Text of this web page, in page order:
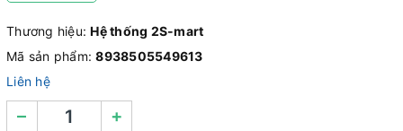
Thương hiệu:Hệ thống 2S-mart
Mã sản phẩm:8938505549613
Liên hệ
– +